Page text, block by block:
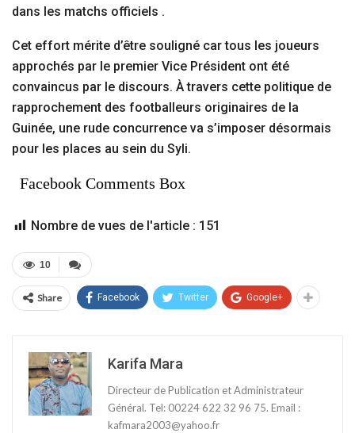
dans les matchs officiels .
Cet effort mérite d’être souligné car tous les joueurs
approchés par le premier Vice Président ont été
convaincus par le discours. À travers cette politique de
rapprochement des footballeurs originaires de la
Guinée, une rude concurrence va s’imposer désormais
pour les places au sein du Syli.
Facebook Comments Box
Nombre de vues de l'article : 151
10
Share Facebook Twitter Google+
Karifa Mara
Directeur de Publication et Administrateur
Général. Tel: 00224 622 32 96 75. Email :
kafmara2003@yahoo.fr